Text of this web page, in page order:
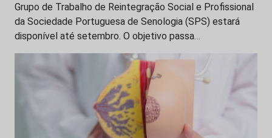
Grupo de Trabalho de Reintegração Social e Profissional
da Sociedade Portuguesa de Senologia (SPS) estará
disponível até setembro. O objetivo passa…